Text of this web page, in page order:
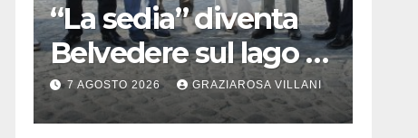
“La sedia” diventa
Belvedere sul lago di
Bracciano: ieri
l’inaugurazione
7 AGOSTO 2026 GRAZIAROSA VILLANI